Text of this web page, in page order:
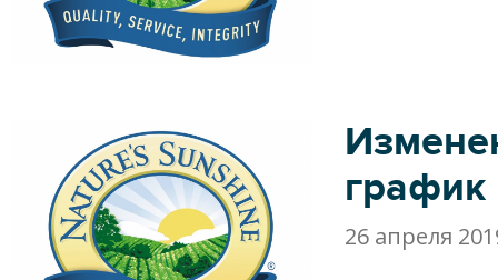
график
26 апреля